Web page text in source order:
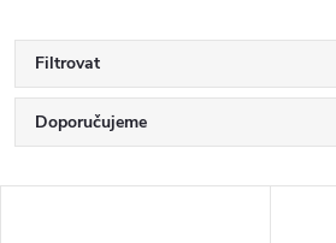
Filtrovat
Ř
a
Doporučujeme